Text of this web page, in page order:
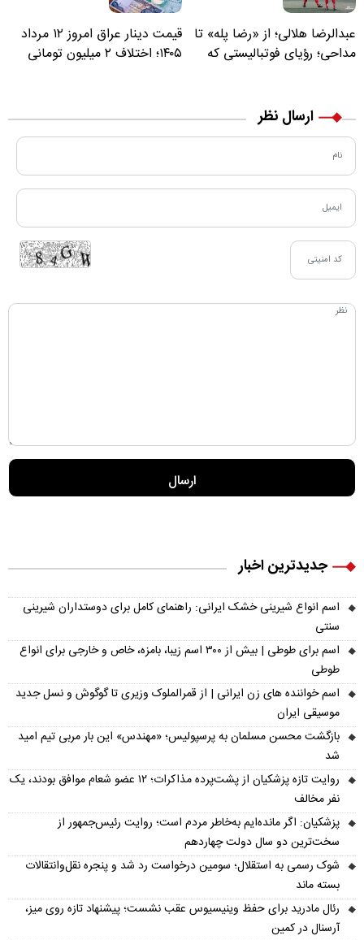
عبدالرضا هلالی؛ از «رضا پله» تا
مداحی؛ رؤیای فوتبالیستی که
قیمت دینار عراق امروز ۱۲ مرداد
۱۴۰۵؛ اختلاف ۲ میلیون تومانی
ارسال نظر
جدیدترین اخبار
اسم انواع شیرینی خشک ایرانی: راهنمای کامل برای دوستداران شیرینی
سنتی
اسم برای طوطی | بیش از ۳۰۰ اسم زیبا، بامزه، خاص و خارجی برای انواع
طوطی
اسم خواننده های زن ایرانی | از قمرالملوک وزیری تا گوگوش و نسل جدید
موسیقی ایران
بازگشت محسن مسلمان به پرسپولیس؛ «مهندس» این بار مربی تیم امید
شد
روایت تازه پزشکیان از پشت‌پرده مذاکرات؛ ۱۲ عضو شعام موافق بودند، یک
نفر مخالف
پزشکیان: اگر مانده‌ایم به‌خاطر مردم است؛ روایت رئیس‌جمهور از
سخت‌ترین دو سال دولت چهاردهم
شوک رسمی به استقلال؛ سومین درخواست رد شد و پنجره نقل‌وانتقالات
بسته ماند
رئال مادرید برای حفظ وینیسیوس عقب نشست؛ پیشنهاد تازه روی میز،
آرسنال در کمین